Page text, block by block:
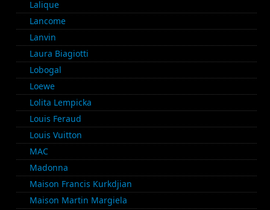
Lalique
Lancome
Lanvin
Laura Biagiotti
Lobogal
Loewe
Lolita Lempicka
Louis Feraud
Louis Vuitton
MAC
Madonna
Maison Francis Kurkdjian
Maison Martin Margiela